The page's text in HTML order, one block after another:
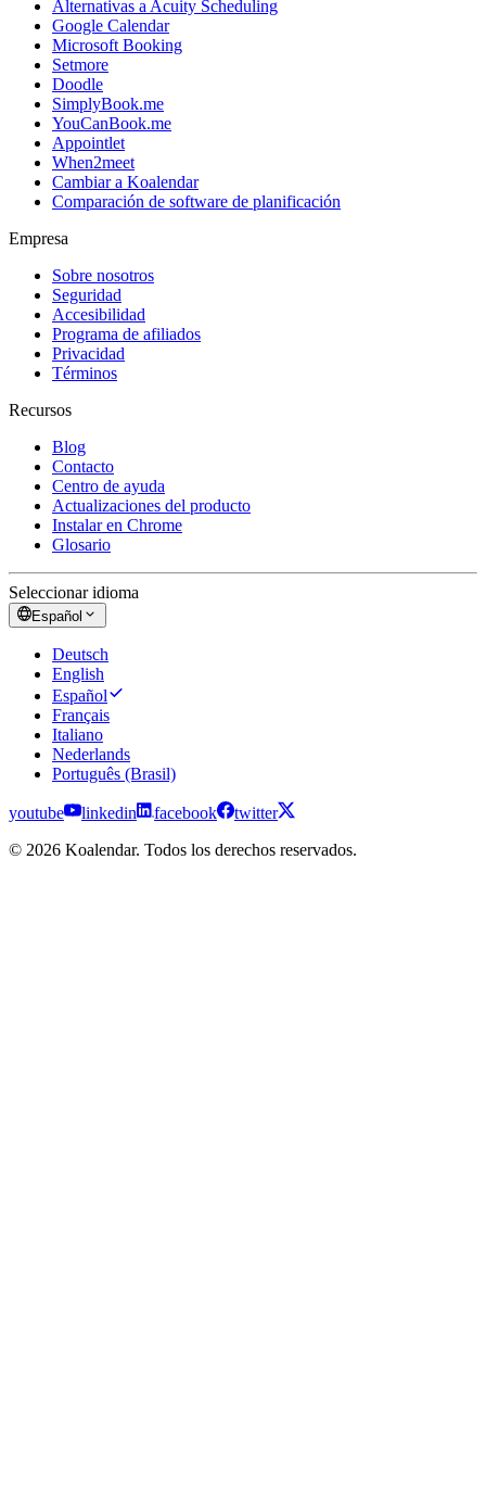
Alternativas a Acuity Scheduling
Google Calendar
Microsoft Booking
Setmore
Doodle
SimplyBook.me
YouCanBook.me
Appointlet
When2meet
Cambiar a Koalendar
Comparación de software de planificación
Empresa
Sobre nosotros
Seguridad
Accesibilidad
Programa de afiliados
Privacidad
Términos
Recursos
Blog
Contacto
Centro de ayuda
Actualizaciones del producto
Instalar en Chrome
Glosario
Seleccionar idioma
Español
Deutsch
English
Español
Français
Italiano
Nederlands
Português (Brasil)
youtube linkedin facebook
twitter
© 2026 Koalendar. Todos los derechos reservados.